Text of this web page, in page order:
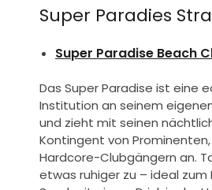
Super Paradies
Super Paradise Beach
Das Super Paradise ist eine
Institution an seinem
und zieht mit seinen
Kontingent von
Hardcore-Clubgängern an.
etwas ruhiger zu – ideal zum